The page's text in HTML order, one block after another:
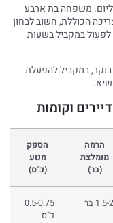
כ-120-150 ליטר מים ליום. משפחה בת ארבע
מעבר לצריכה הכוללת, חשוב לבחון
במקביל בשעות
במקביל להפעלת
וקומות
הרמה
מומלצת
(בר)
הספק
מנוע
(כ"ס)
1.5-2 בר
0.5-0.75
כ"ס